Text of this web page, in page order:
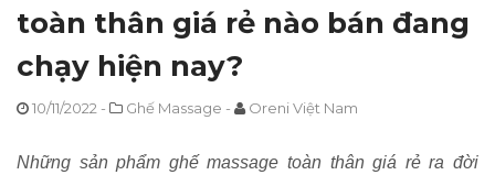
toàn thân giá rẻ nào bán đang
chạy hiện nay?
10/11/2022 - Ghế Massage - Oreni Việt Nam
Những sản phẩm ghế massage toàn thân giá rẻ ra đời